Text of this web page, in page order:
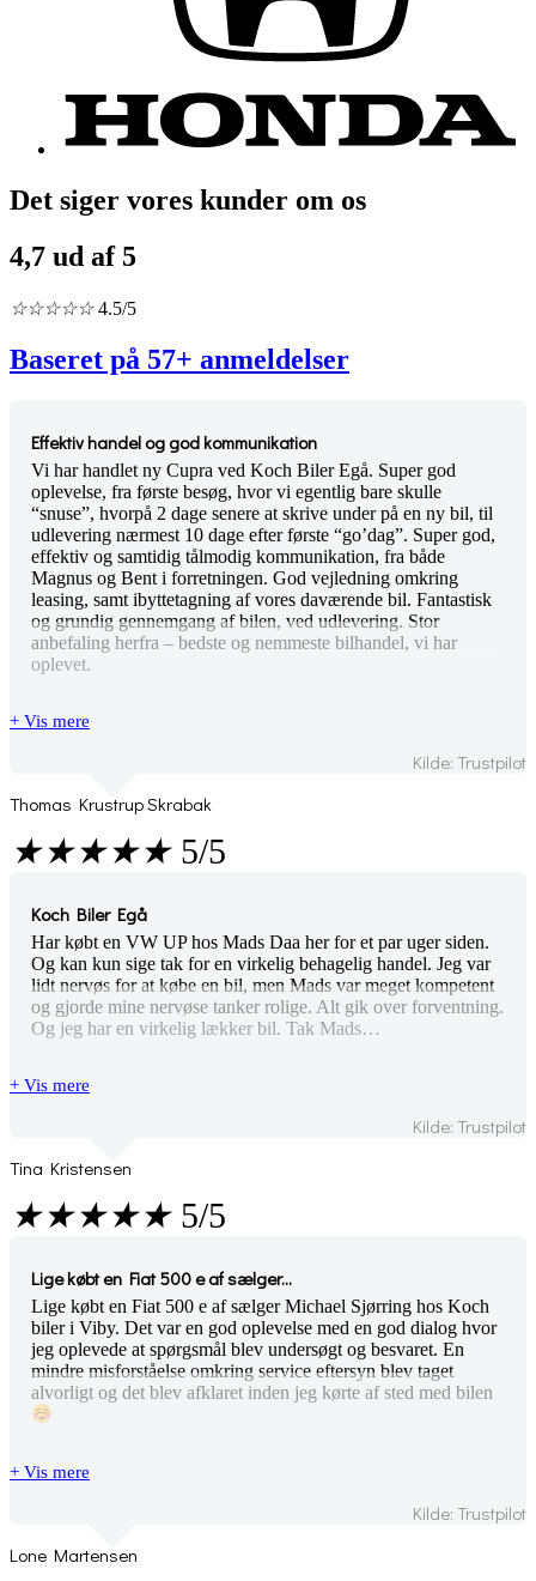
Det siger vores kunder om os
4,7 ud af 5
☆☆☆☆☆ 4.5/5
Baseret på 57+ anmeldelser
Effektiv handel og god kommunikation
Vi har handlet ny Cupra ved Koch Biler Egå. Super god
oplevelse, fra første besøg, hvor vi egentlig bare skulle
“snuse”, hvorpå 2 dage senere at skrive under på en ny bil, til
udlevering nærmest 10 dage efter første “go’dag”. Super god,
effektiv og samtidig tålmodig kommunikation, fra både
Magnus og Bent i forretningen. God vejledning omkring
leasing, samt ibyttetagning af vores daværende bil. Fantastisk
og grundig gennemgang af bilen, ved udlevering. Stor
anbefaling herfra – bedste og nemmeste bilhandel, vi har
oplevet.
+ Vis mere
Kilde: Trustpilot
Thomas Krustrup Skrabak
★★★★★ 5/5
Koch Biler Egå
Har købt en VW UP hos Mads Daa her for et par uger siden.
Og kan kun sige tak for en virkelig behagelig handel. Jeg var
lidt nervøs for at købe en bil, men Mads var meget kompetent
og gjorde mine nervøse tanker rolige. Alt gik over forventning.
Og jeg har en virkelig lækker bil. Tak Mads…
+ Vis mere
Kilde: Trustpilot
Tina Kristensen
★★★★★ 5/5
Lige købt en Fiat 500 e af sælger...
Lige købt en Fiat 500 e af sælger Michael Sjørring hos Koch
biler i Viby. Det var en god oplevelse med en god dialog hvor
jeg oplevede at spørgsmål blev undersøgt og besvaret. En
mindre misforståelse omkring service eftersyn blev taget
alvorligt og det blev afklaret inden jeg kørte af sted med bilen
+ Vis mere
Kilde: Trustpilot
Lone Martensen